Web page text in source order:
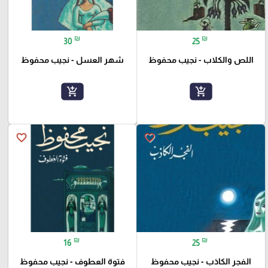
25 ₪
اللص والكلاب - نجيب محفوظ
add_shopping_cart
30 ₪
شهر العسل - نجيب محفوظ
add_shopping_cart
favorite_border
25 ₪
الفجر الكاذب - نجيب محفوظ
favorite_border
16 ₪
فتوة العطوف - نجيب محفوظ